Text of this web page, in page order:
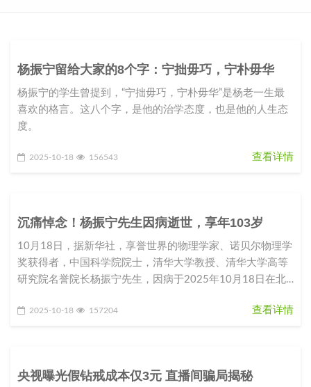
杨振宁留给大家的8个字：宁拙毋巧，宁朴毋华
杨振宁的学生曾提到，“宁拙毋巧，宁朴毋华”是杨老一生最
喜欢的格言。这八个字，是他的治学态度，也是他的人生态
度。
2025-10-18 156543 查看详情
沉痛悼念！杨振宁先生因病逝世，享年103岁
10月18日，据新华社，享誉世界的物理学家、诺贝尔物理学
奖获得者，中国科学院院士，清华大学教授、清华大学高等
研究院名誉院长杨振宁先生，因病于2025年10月18日在北
2025-10-18 157204 查看详情
央视曝光假钻戒成本仅3元 直播间骗局揭秘